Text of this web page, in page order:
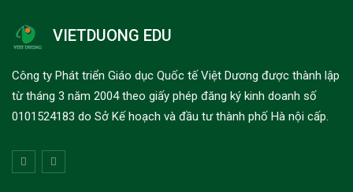
VIETDUONG EDU
Công ty Phát triển Giáo dục Quốc tế Việt Dương được thành lập
từ tháng 3 năm 2004 theo giấy phép đăng ký kinh doanh số
0101524183 do Sở Kế hoạch và đầu tư thành phố Hà nội cấp.